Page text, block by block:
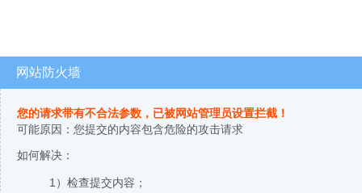
网站防火墙
您的请求带有不合法参数，已被网站管理员设置拦截！
可能原因：您提交的内容包含危险的攻击请求
如何解决：
1）检查提交内容；